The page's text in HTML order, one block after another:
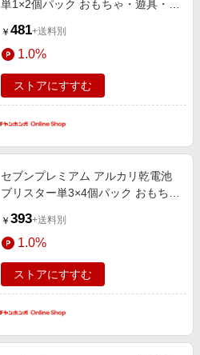
単1×2個パック おもちゃ・遊具・乗
￥ 481+送料別
1.0%
ストアにすすむ
セブンプレミアム アルカリ乾電池
ブリスター単3×4個パック おもち
￥ 393+送料別
1.0%
ストアにすすむ